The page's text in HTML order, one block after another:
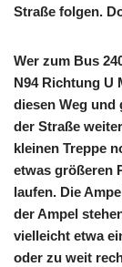
Straße folgen.
Wer zum Bus
N94 Richtung U
diesen Weg und
der Straße
kleinen Treppe
etwas größeren
laufen. Die
der Ampel
vielleicht etwa
oder zu weit